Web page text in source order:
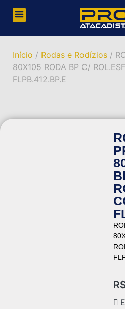
Início / Rodas e Rodízios /
80X105 RODA BP C/
FLPB.412.BP.E